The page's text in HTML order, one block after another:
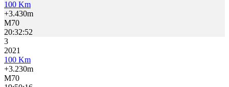
100 Km
+3.430m
M70
20:32:52
3
2021
100 Km
+3.230m
M70